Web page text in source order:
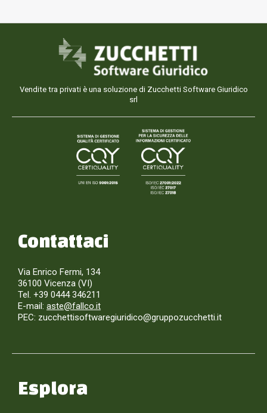
Vendite tra privati è una soluzione di Zucchetti Software Giuridico
srl
Contattaci
Via Enrico Fermi, 134
36100 Vicenza (VI)
Tel. +39 0444 346211
E-mail: aste@fallco.it
PEC: zucchettisoftwaregiuridico@gruppozucchetti.it
Esplora